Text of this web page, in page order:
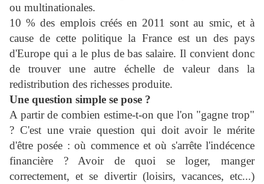
ou multinationales.
10 % des emplois créés en 2011 sont au smic, et à
cause de cette politique la France est un des pays
d'Europe qui a le plus de bas salaire. Il convient donc
de trouver une autre échelle de valeur dans la
redistribution des richesses produite.
Une question simple se pose ?
A partir de combien estime-t-on que l'on "gagne trop"
? C'est une vraie question qui doit avoir le mérite
d'être posée : où commence et où s'arrête l'indécence
financière ? Avoir de quoi se loger, manger
correctement, et se divertir (loisirs, vacances, etc...)